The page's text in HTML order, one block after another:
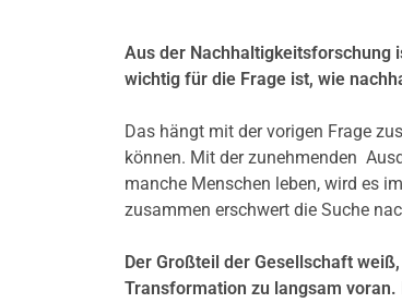
Aus der Nachhaltigkeitsforschung
wichtig für die Frage ist, wie
Das hängt mit der vorigen Frage
können. Mit der zunehmenden
manche Menschen leben, wird es
zusammen erschwert die Suche
Der Großteil der Gesellschaft
Transformation zu langsam